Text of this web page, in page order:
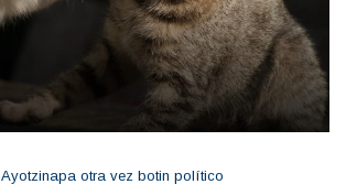
Ayotzinapa otra vez botin político